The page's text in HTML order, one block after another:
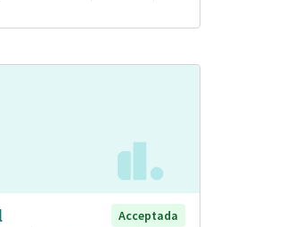
Acceptada